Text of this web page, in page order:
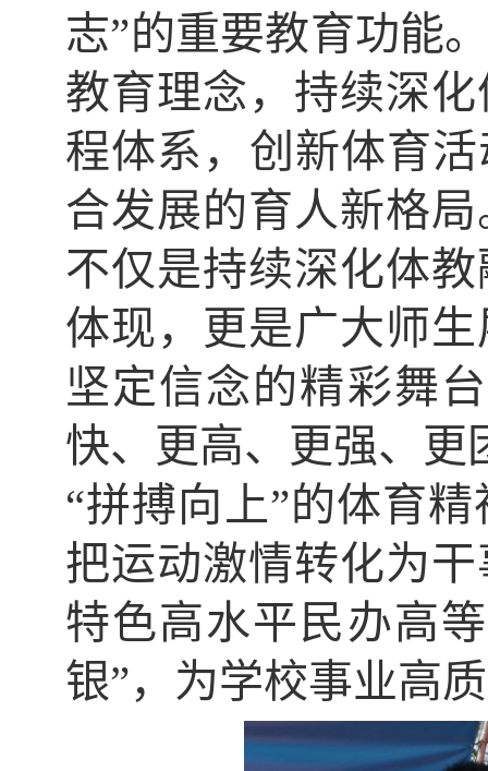
志”的重要教育功能
教育理念，持续深
程体系，创新体育
合发展的育人新格
不仅是持续深化体
体现，更是广大师
坚定信念的精彩舞
快、更高、更强、更
“拼搏向上”的体育
把运动激情转化为
特色高水平民办高
银”，为学校事业高